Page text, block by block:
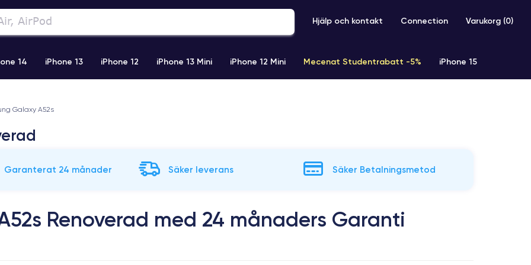
Hjälp och kontakt Connection Varukorg (0)
14 iPhone 13 iPhone 12 iPhone 13 Mini iPhone 12 Mini Mecenat Studentrabatt -5% iPhone 15
Galaxy A52s
Garanterat 24 månader Säker leverans Säker Betalningsmetod
Renoverad med 24 månaders Garanti